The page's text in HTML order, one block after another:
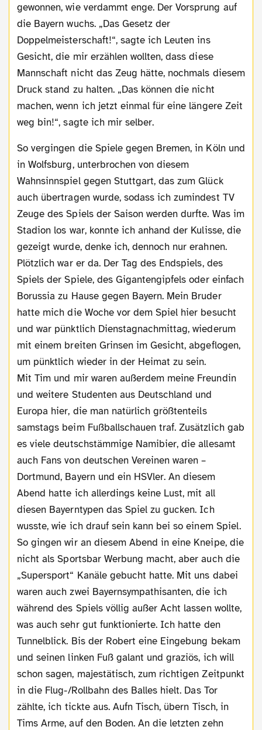
gewonnen, wie verdammt enge. Der Vorsprung auf
die Bayern wuchs. „Das Gesetz der
Doppelmeisterschaft!“, sagte ich Leuten ins
Gesicht, die mir erzählen wollten, dass diese
Mannschaft nicht das Zeug hätte, nochmals diesem
Druck stand zu halten. „Das können die nicht
machen, wenn ich jetzt einmal für eine längere Zeit
weg bin!“, sagte ich mir selber.
So vergingen die Spiele gegen Bremen, in Köln und
in Wolfsburg, unterbrochen von diesem
Wahnsinnspiel gegen Stuttgart, das zum Glück
auch übertragen wurde, sodass ich zumindest TV
Zeuge des Spiels der Saison werden durfte. Was im
Stadion los war, konnte ich anhand der Kulisse, die
gezeigt wurde, denke ich, dennoch nur erahnen.
Plötzlich war er da. Der Tag des Endspiels, des
Spiels der Spiele, des Gigantengipfels oder einfach
Borussia zu Hause gegen Bayern. Mein Bruder
hatte mich die Woche vor dem Spiel hier besucht
und war pünktlich Dienstagnachmittag, wiederum
mit einem breiten Grinsen im Gesicht, abgeflogen,
um pünktlich wieder in der Heimat zu sein.
Mit Tim und mir waren außerdem meine Freundin
und weitere Studenten aus Deutschland und
Europa hier, die man natürlich größtenteils
samstags beim Fußballschauen traf. Zusätzlich gab
es viele deutschstämmige Namibier, die allesamt
auch Fans von deutschen Vereinen waren –
Dortmund, Bayern und ein HSVler. An diesem
Abend hatte ich allerdings keine Lust, mit all
diesen Bayerntypen das Spiel zu gucken. Ich
wusste, wie ich drauf sein kann bei so einem Spiel.
So gingen wir an diesem Abend in eine Kneipe, die
nicht als Sportsbar Werbung macht, aber auch die
„Supersport“ Kanäle gebucht hatte. Mit uns dabei
waren auch zwei Bayernsympathisanten, die ich
während des Spiels völlig außer Acht lassen wollte,
was auch sehr gut funktionierte. Ich hatte den
Tunnelblick. Bis der Robert eine Eingebung bekam
und seinen linken Fuß galant und graziös, ich will
schon sagen, majestätisch, zum richtigen Zeitpunkt
in die Flug-/Rollbahn des Balles hielt. Das Tor
zählte, ich tickte aus. Aufn Tisch, übern Tisch, in
Tims Arme, auf den Boden. An die letzten zehn